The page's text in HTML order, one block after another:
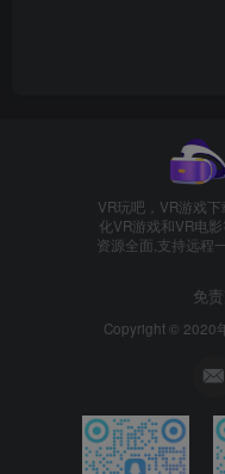
VR玩吧，VR游戏
化VR游戏和VR电
资源全面,支持远程
免
Copyright © 2020